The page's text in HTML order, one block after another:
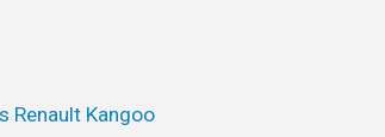
Renault Kangoo